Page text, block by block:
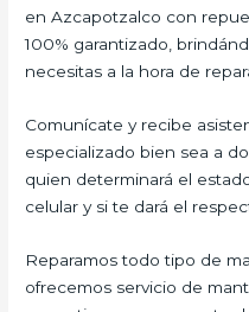
en Azcapotzalco con
100% garantizado,
necesitas a la hora de
Comunícate y recibe
especializado bien sea a
quien determinará el
celular y si te dará el
Reparamos todo tipo de
ofrecemos servicio de